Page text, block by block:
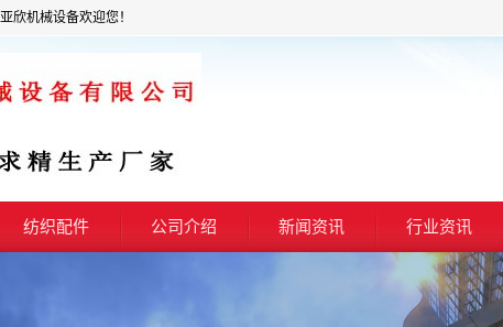
欣机械设备欢迎您！
纺织配件 公司介绍 新闻资讯 行业资讯